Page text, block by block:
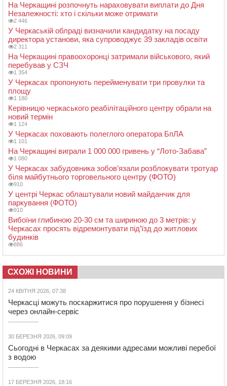
На Черкащині розпочнуть нараховувати виплати до Дня
Незалежності: хто і скільки може отримати
2 446
У Черкаській облраді визначили кандидатку на посаду
директора установи, яка супроводжує 39 закладів освіти
2 311
На Черкащині правоохоронці затримали військового, який
перебував у СЗЧ
1 354
У Черкасах пропонують перейменувати три провулки та
площу
1 180
Керівницю черкаського реабілітаційного центру обрали на
новий термін
1 124
У Черкасах поховають полеглого оператора БпЛА
1 101
На Черкащині виграли 1 000 000 гривень у “Лото-Забава”
1 080
У Черкасах забудовника зобов’язали розблокувати тротуар
біля майбутнього торговельного центру (ФОТО)
910
У центрі Черкас облаштували новий майданчик для
паркування (ФОТО)
910
Вибоїни глибиною 20-30 см та шириною до 3 метрів: у
Черкасах просять відремонтувати під’їзд до житлових
будинків
886
СХОЖІ НОВИНИ
24 КВІТНЯ 2026, 07:38
Черкасці можуть поскаржитися про порушення у бізнесі
через онлайн-сервіс
30 БЕРЕЗНЯ 2026, 09:09
Сьогодні в Черкасах за деякими адресами можливі перебої
з водою
17 БЕРЕЗНЯ 2026, 18:16